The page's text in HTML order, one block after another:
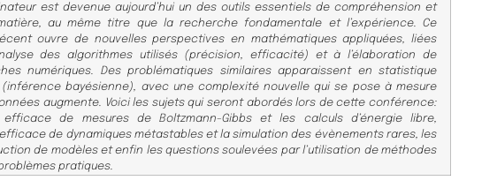
est devenue aujourd’hui un des outils essentiels de compréhension et
au même titre que la recherche fondamentale et l’expérience. Ce
ouvre de nouvelles perspectives en mathématiques appliquées, liées
des algorithmes utilisés (précision, efficacité) et à l’élaboration de
numériques. Des problématiques similaires apparaissent en statistique
bayésienne), avec une complexité nouvelle qui se pose à mesure
augmente. Voici les sujets qui seront abordés lors de cette conférence:
efficace de mesures de Boltzmann-Gibbs et les calculs d’énergie libre,
de dynamiques métastables et la simulation des évènements rares, les
de modèles et enfin les questions soulevées par l’utilisation de méthodes
pratiques.